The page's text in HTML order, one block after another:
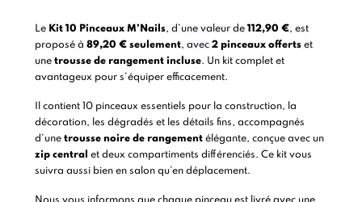
Le Kit 10 Pinceaux M’Nails, d’une valeur de 112,90 €, est
proposé à 89,20 € seulement, avec 2 pinceaux offertset
une trousse de rangement incluse. Un kit complet et
avantageux pour s’équiper efficacement.
Il contient 10 pinceaux essentiels pour la construction, la
décoration, les dégradés et les détails fins, accompagnés
d’une trousse noire de rangementélégante, conçue avec un
zip central et deux compartiments différenciés. Ce kit vous
suivra aussi bien en salon qu’en déplacement.
Nous vous informons que chaque pinceau est livré avec une